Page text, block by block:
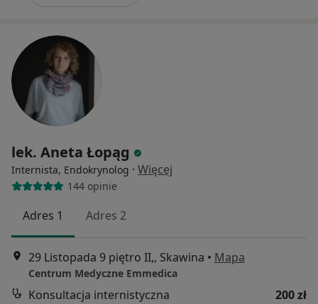
lek. Aneta Łopąg
Internista, Endokrynolog · Więcej
144 opinie
Adres 1 Adres 2
29 Listopada 9 piętro II,, Skawina • Mapa
Centrum Medyczne Emmedica
Konsultacja internistyczna
200 zł